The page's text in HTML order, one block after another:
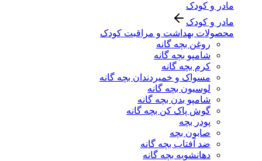
مادر و کودک
مادر و کودک
محصولات بهداشت و مراقبت کودک
روغن بچه گانه
شامپو بچه گانه
کرم بچه گانه
مسواک و خمیردندان بچه گانه
لوسیون بچه گانه
شامپو بدن بچه گانه
گوش پاک کن بچه گانه
پودر بچه
صابون بچه
ضد آفتاب بچه گانه
دهانشویه بچه گانه